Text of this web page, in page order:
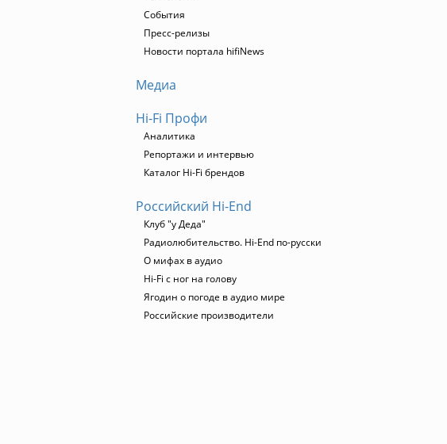
События
Пресс-релизы
Новости портала hifiNews
Медиа
Hi-Fi Профи
Аналитика
Репортажи и интервью
Каталог Hi-Fi брендов
Российский Hi-End
Клуб "у Деда"
Радиолюбительство. Hi-End по-русски
О мифах в аудио
Hi-Fi с ног на голову
Ягодин о погоде в аудио мире
Российские производители